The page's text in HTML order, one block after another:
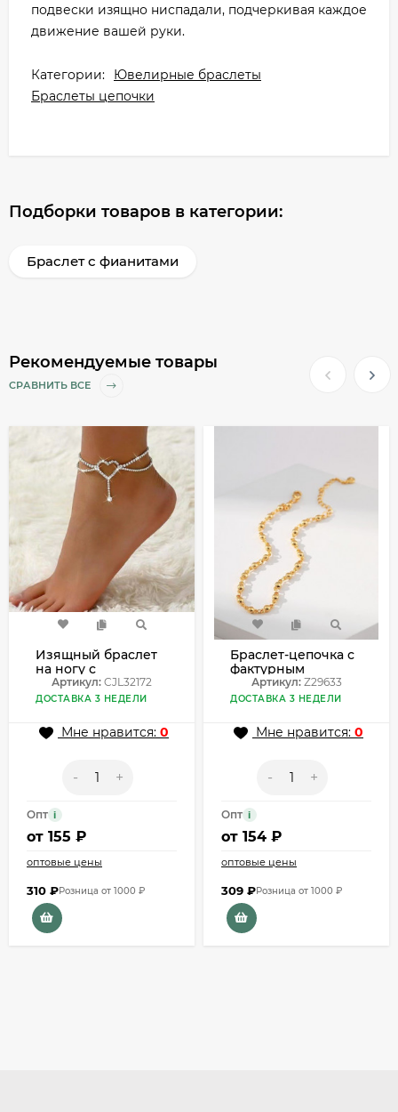
подвески изящно ниспадали, подчеркивая каждое
движение вашей руки.
Категории:
Ювелирные браслеты
Браслеты цепочки
Подборки товаров в категории:
Браслет с фианитами
Рекомендуемые товары
СРАВНИТЬ ВСЕ
Изящный браслет
на ногу с
центральным
сердцем CJL32172
Артикул: CJL32172
ДОСТАВКА 3 НЕДЕЛИ
Мне нравится: 0
- +
Опт i
от 155 ₽
оптовые цены
310 ₽Розница от 1000 ₽
Браслет-цепочка с
фактурным
плетением Z29633
Артикул:Z29633
ДОСТАВКА 3 НЕДЕЛИ
Мне нравится: 0
- +
Опт i
от 154 ₽
оптовые цены
309 ₽Розница от 1000 ₽